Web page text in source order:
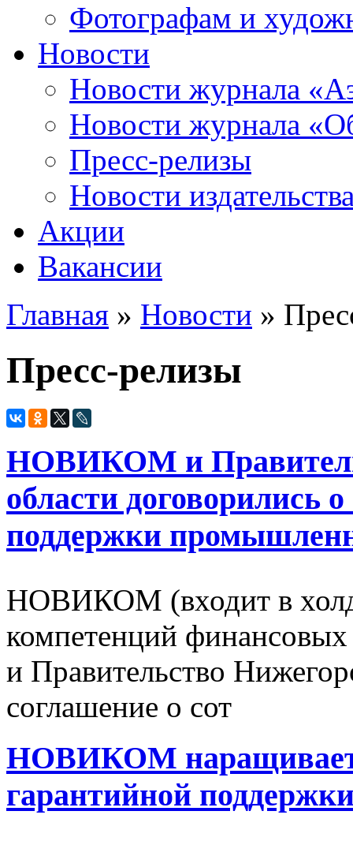
Фотографам и
Новости
Новости журнала
Новости журнала
Пресс-релизы
Новости
Акции
Вакансии
Вы здесь
Главная » Новости »
Пресс-релизы
НОВИКОМ и
области договорились
поддержки
НОВИКОМ (входит в
компетенций
и Правительство
соглашение о сот
НОВИКОМ наращивает
гарантийной